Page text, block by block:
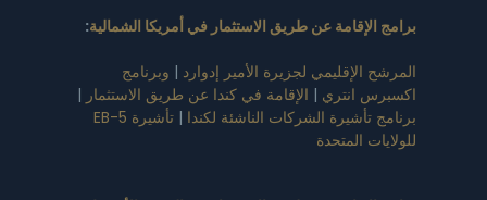
برامج الإقامة عن طريق الاستثمار في أمريكا الشمالية:
المرشح الإقليمي لجزيرة الأمير إدوارد | وبرنامج
اكسبرس انتري | الإقامة في كندا عن طريق الاستثمار |
برنامج تأشيرة الشركات الناشئة لكندا |
تأشيرة EB-5
للولايات المتحدة